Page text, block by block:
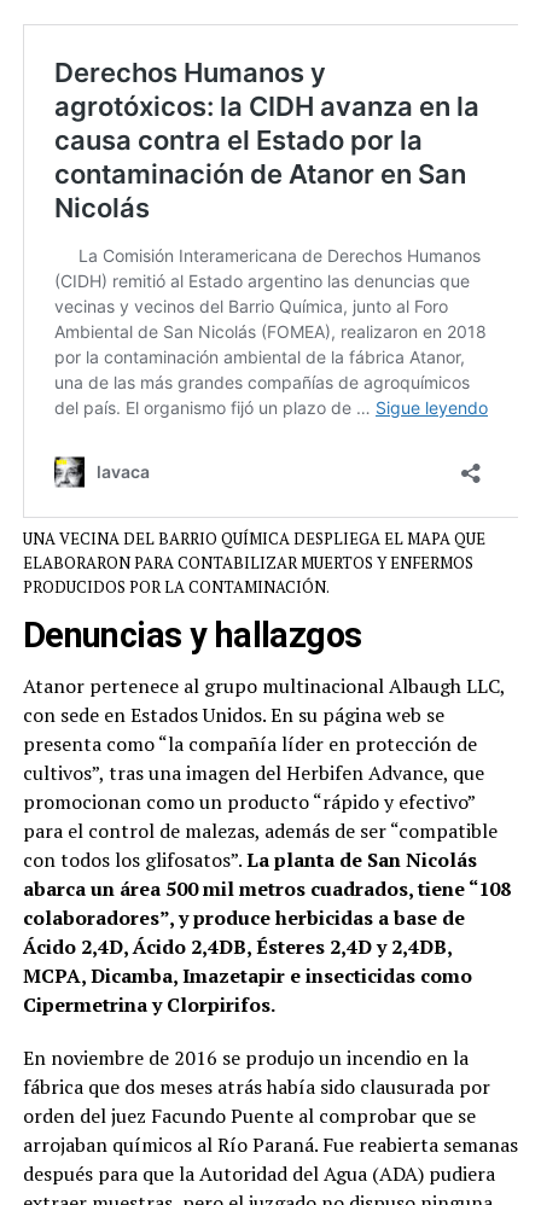
UNA VECINA DEL BARRIO QUÍMICA DESPLIEGA EL MAPA QUE
ELABORARON PARA CONTABILIZAR MUERTOS Y ENFERMOS
PRODUCIDOS POR LA CONTAMINACIÓN.
Denuncias y hallazgos
Atanor pertenece al grupo multinacional Albaugh LLC,
con sede en Estados Unidos. En su página web se
presenta como “la compañía líder en protección de
cultivos”, tras una imagen del Herbifen Advance, que
promocionan como un producto “rápido y efectivo”
para el control de malezas, además de ser “compatible
con todos los glifosatos”.La planta de San Nicolás
abarca un área 500 mil metros cuadrados, tiene “108
colaboradores”, y produce herbicidas a base de
Ácido 2,4D, Ácido 2,4DB, Ésteres 2,4D y 2,4DB,
MCPA, Dicamba, Imazetapir e insecticidas como
Cipermetrina y Clorpirifos.
En noviembre de 2016 se produjo un incendio en la
fábrica que dos meses atrás había sido clausurada por
orden del juez Facundo Puente al comprobar que se
arrojaban químicos al Río Paraná. Fue reabierta semanas
después para que la Autoridad del Agua (ADA) pudiera